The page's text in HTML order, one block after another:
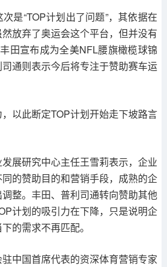
是“TOP计划出了问题”，其依据在
放弃了奥运会这个平台，但并没有
田宣布成为全美NFL腰旗橄榄球锦
通则表示今后将专注于赞助赛车运
以此断定TOP计划开始走下坡路言
展研究中心主任王雪莉表示，企业
的赞助目的和营销手段，成熟的企
整。丰田、普利司通转向赞助其他
计划的吸引力在下降，只是说明企
的需求不再匹配。
中国首席代表的资深体育营销专家